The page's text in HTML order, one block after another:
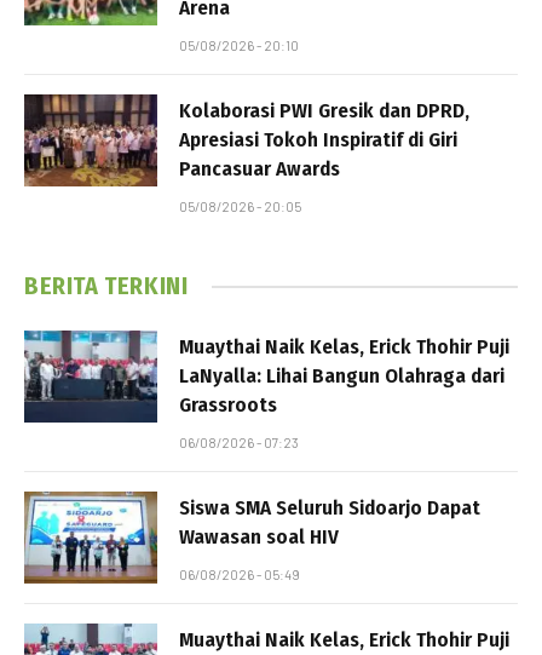
Arena
05/08/2026 - 20:10
Kolaborasi PWI Gresik dan DPRD,
Apresiasi Tokoh Inspiratif di Giri
Pancasuar Awards
05/08/2026 - 20:05
BERITA TERKINI
Muaythai Naik Kelas, Erick Thohir Puji
LaNyalla: Lihai Bangun Olahraga dari
Grassroots
06/08/2026 - 07:23
Siswa SMA Seluruh Sidoarjo Dapat
Wawasan soal HIV
06/08/2026 - 05:49
Muaythai Naik Kelas, Erick Thohir Puji